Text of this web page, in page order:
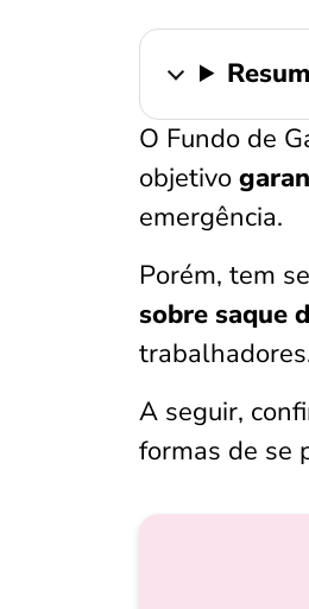
O Fundo de
objetivo
emergência.
Porém, tem
sobre saque
A seguir,
formas de se